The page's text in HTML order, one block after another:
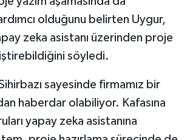
olduğunu belirten Uygur,
zeka asistanı üzerinden proje
söyledi.
sayesinde firmamız bir
haberdar olabiliyor. Kafasına
yapay zeka asistanına